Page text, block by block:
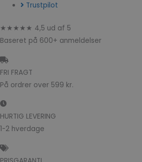
Trustpilot
★★★★★ 4,5 ud af 5
Baseret på 600+ anmeldelser
FRI FRAGT
På ordrer over 599 kr.
HURTIG LEVERING
1-2 hverdage